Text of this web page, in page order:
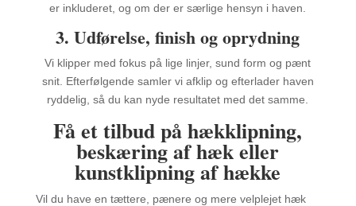
er inkluderet, og om der er særlige hensyn i haven.
3. Udførelse, finish og oprydning
Vi klipper med fokus på lige linjer, sund form og pænt
snit. Efterfølgende samler vi afklip og efterlader haven
ryddelig, så du kan nyde resultatet med det samme.
Få et tilbud på hækklipning,
beskæring af hæk eller
kunstklipning af hække
Vil du have en tættere, pænere og mere velplejet hæk